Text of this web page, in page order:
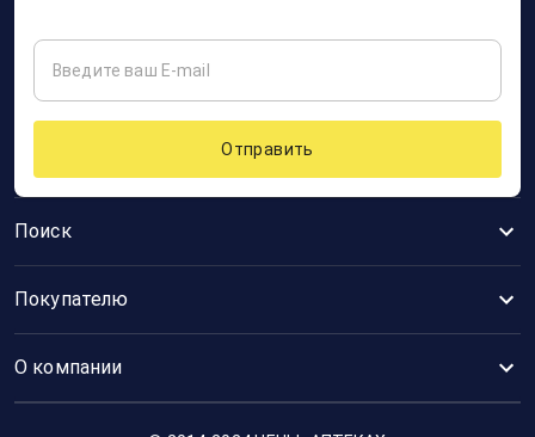
Поиск
Покупателю
О компании
Отправить